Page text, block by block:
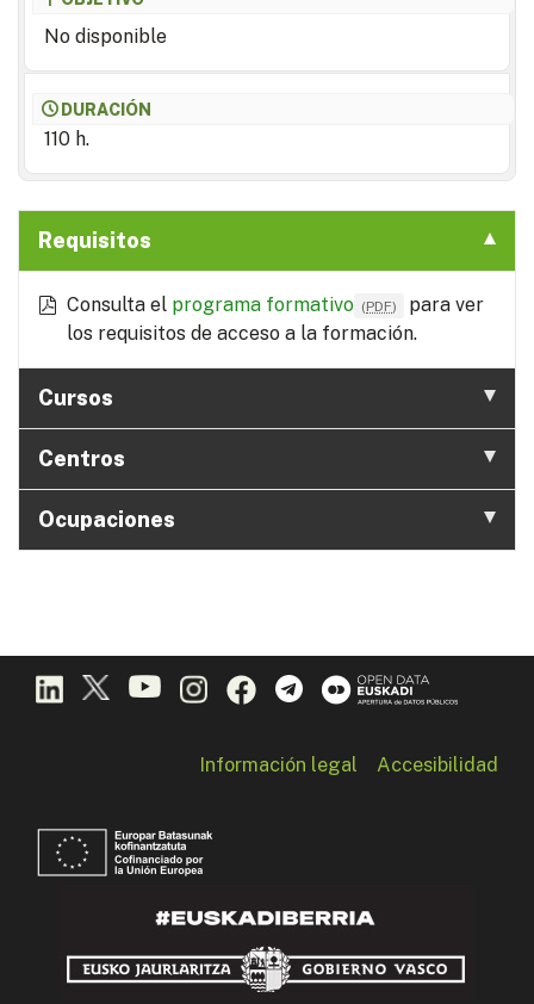
No disponible
DURACIÓN
110 h.
Requisitos
Consulta el programa formativo (PDF)
para ver
los requisitos de acceso a la formación.
Cursos
Centros
Ocupaciones
Información legal Accesibilidad